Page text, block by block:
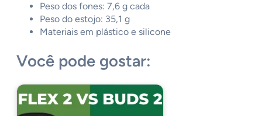
Peso dos fones: 7,6 g cada
Peso do estojo: 35,1 g
Materiais em plástico e silicone
Você pode gostar: